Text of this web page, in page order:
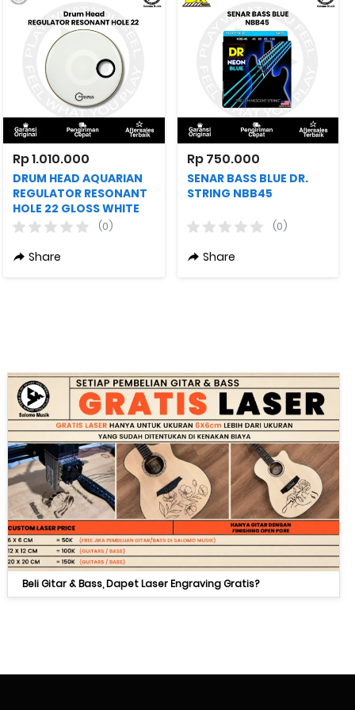
Rp 1.010.000
DRUM HEAD AQUARIAN
REGULATOR RESONANT
HOLE 22 GLOSS WHITE
(0)
Share
Rp 750.000
SENAR BASS BLUE DR.
STRING NBB45
(0)
Share
Beli Gitar & Bass, Dapet Laser Engraving Gratis?